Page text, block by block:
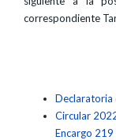
correspondiente
Declaratoria
Circular
Encargo 219